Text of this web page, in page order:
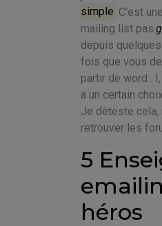
simple C'est
mailing list pas.
depuis
fois que vous
partir de word .
a un certain choix.
Je déteste cela,
retrouver les
5
héros